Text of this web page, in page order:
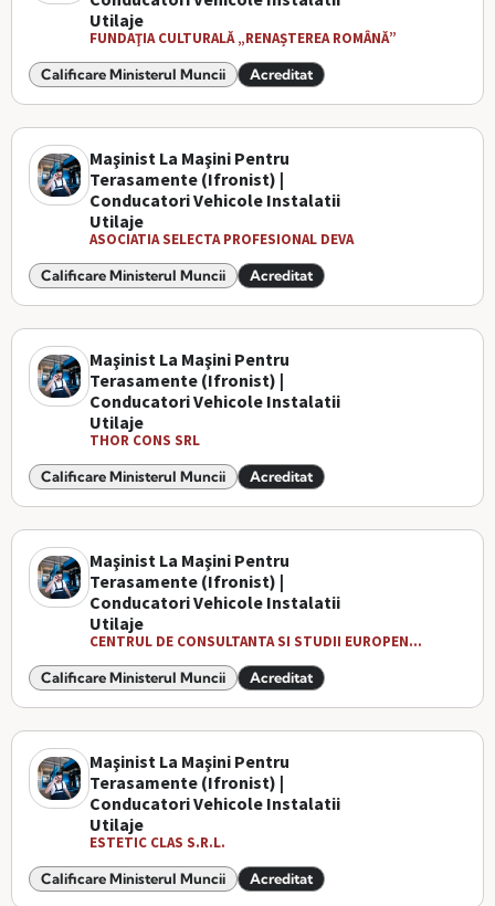
Utilaje
FUNDAŢIA CULTURALĂ „RENAȘTEREA ROMÂNĂ”
Calificare Ministerul Muncii Acreditat
Maşinist La Maşini Pentru
Terasamente (Ifronist) |
Conducatori Vehicole Instalatii
Utilaje
ASOCIATIA SELECTA PROFESIONAL DEVA
Calificare Ministerul Muncii Acreditat
Maşinist La Maşini Pentru
Terasamente (Ifronist) |
Conducatori Vehicole Instalatii
Utilaje
THOR CONS SRL
Calificare Ministerul Muncii Acreditat
Maşinist La Maşini Pentru
Terasamente (Ifronist) |
Conducatori Vehicole Instalatii
Utilaje
CENTRUL DE CONSULTANTA SI STUDII EUROPEN...
Calificare Ministerul Muncii Acreditat
Maşinist La Maşini Pentru
Terasamente (Ifronist) |
Conducatori Vehicole Instalatii
Utilaje
ESTETIC CLAS S.R.L.
Calificare Ministerul Muncii Acreditat